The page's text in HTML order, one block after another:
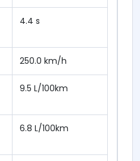
4.4 s
250.0 km/h
9.5 L/100km
6.8 L/100km